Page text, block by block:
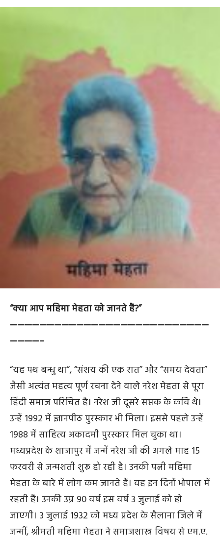
“क्या आप महिमा मेहता को जानते हैं?”
———————————————————————————
————–
“यह पथ बन्धु था”, “संशय की एक रात” और “समय देवता”
जैसी अत्यंत महत्व पूर्ण रचना देने वाले नरेश मेहता से पूरा
हिंदी समाज परिचित है। नरेश जी दूसरे सप्तक के कवि थे।
उन्हें 1992 में ज्ञानपीठ पुरस्कार भी मिला। इससे पहले उन्हें
1988 में साहित्य अकादमी पुरस्कार मिल चुका था।
मध्यप्रदेश के शाजापुर में जन्में नरेश जी की अगले माह 15
फरवरी से जन्मशती शुरू हो रही है। उनकी पत्नी महिमा
मेहता के बारे में लोग कम जानते हैं। वह इन दिनों भोपाल में
रहती हैं। उनकी उम्र 90 वर्ष इस वर्ष 3 जुलाई को हो
जाएगी। 3 जुलाई 1932 को मध्य प्रदेश के सैलाना जिले में
जन्मीं, श्रीमती महिमा मेहता ने समाजशास्त्र विषय से एम.ए.